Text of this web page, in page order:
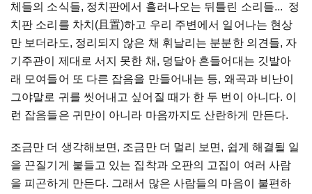
체들의 소식들, 정치판에서 흘러나오는 뒤틀린 소리들... 정
치판 소리를 차치(且置)하고 우리 주변에서 일어나는 현상
만 보더라도, 정리되지 않은 채 휘날리는 분분한 의견들, 자
기주관이 제대로 서지 못한 채, 덩달아 흔들어대는 깃발아
래 모여들어 또 다른 잡음을 만들어내는 등, 왜곡과 비난이
그야말로 귀를 씻어내고 싶어질 때가 한 두 번이 아니다. 이
런 잡음들은 귀만이 아니라 마음까지도 산란하게 만든다.
조금만 더 생각해보면, 조금만 더 멀리 보면, 쉽게 해결될 일
을 끈질기게 붙들고 있는 집착과 오판의 고집이 여러 사람
을 피곤하게 만든다. 그래서 많은 사람들의 마음이 불편하